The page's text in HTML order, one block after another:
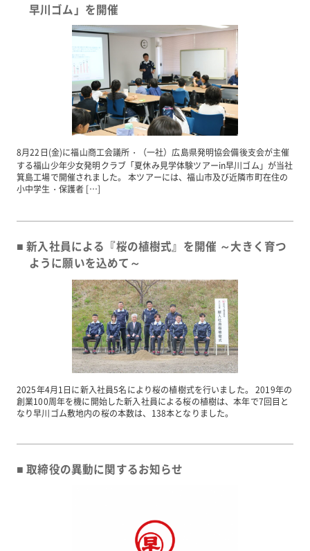
早川ゴム」を開催
8月22日(金)に福山商工会議所・（一社）広島県発明協会備後支会が主催
する福山少年少女発明クラブ「夏休み見学体験ツアーin早川ゴム」が当社
箕島工場で開催されました。 本ツアーには、福山市及び近隣市町在住の
小中学生・保護者 […]
新入社員による『桜の植樹式』を開催 ～大きく育つ
ように願いを込めて～
2025年4月1日に新入社員5名により桜の植樹式を行いました。 2019年の
創業100周年を機に開始した新入社員による桜の植樹は、本年で7回目と
なり早川ゴム敷地内の桜の本数は、138本となりました。
取締役の異動に関するお知らせ